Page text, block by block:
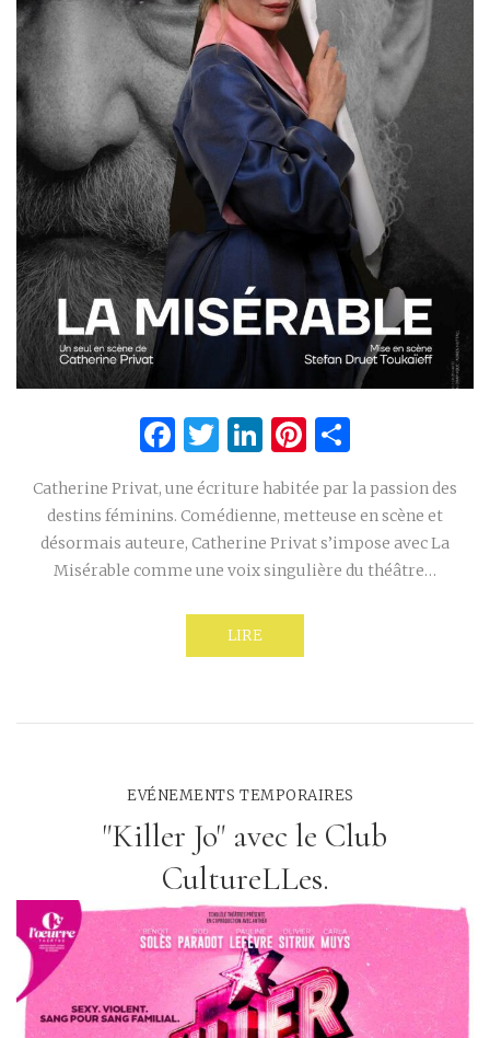
Facebook
Twitter
LinkedIn
Pinterest
Catherine Privat, une écriture habitée par la passion des
destins féminins. Comédienne, metteuse en scène et
désormais auteure, Catherine Privat s’impose avec La
Misérable comme une voix singulière du théâtre…
LIRE
EVÉNEMENTS TEMPORAIRES
"Killer Jo" avec le Club
CultureLLes.